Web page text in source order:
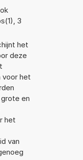
3
het
deze
voor het
en
het
van